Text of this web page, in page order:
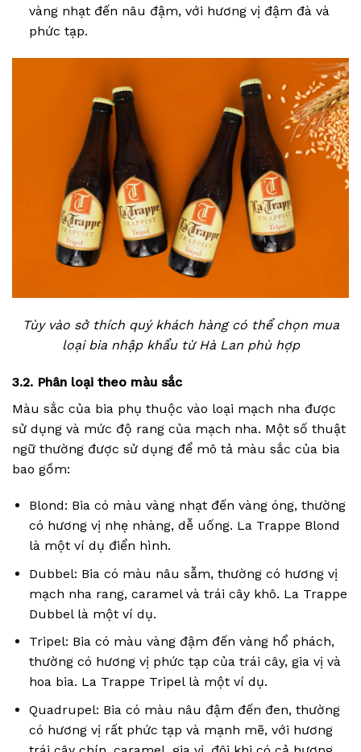
vàng nhạt đến nâu đậm, với hương vị đậm đà và
phức tạp.
Tùy vào sở thích quý khách hàng có thể chọn mua
loại bia nhập khẩu từ Hà Lan phù hợp
3.2. Phân loại theo màu sắc
Màu sắc của bia phụ thuộc vào loại mạch nha được
sử dụng và mức độ rang của mạch nha. Một số thuật
ngữ thường được sử dụng để mô tả màu sắc của bia
bao gồm:
Blond: Bia có màu vàng nhạt đến vàng óng, thường
có hương vị nhẹ nhàng, dễ uống. La Trappe Blond
là một ví dụ điển hình.
Dubbel: Bia có màu nâu sẫm, thường có hương vị
mạch nha rang, caramel và trái cây khô. La Trappe
Dubbel là một ví dụ.
Tripel: Bia có màu vàng đậm đến vàng hổ phách,
thường có hương vị phức tạp của trái cây, gia vị và
hoa bia. La Trappe Tripel là một ví dụ.
Quadrupel: Bia có màu nâu đậm đến đen, thường
có hương vị rất phức tạp và mạnh mẽ, với hương